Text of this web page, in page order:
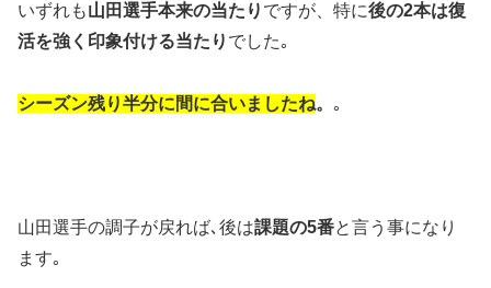
いずれも山田選手本来の当たり ですが、特に後の2本は復
活を強く印象付ける当たり でした｡
シーズン残り半分に間に合いましたね。 ｡
山田選手の調子が戻れば､後は課題の5番と言う事になり
ます｡